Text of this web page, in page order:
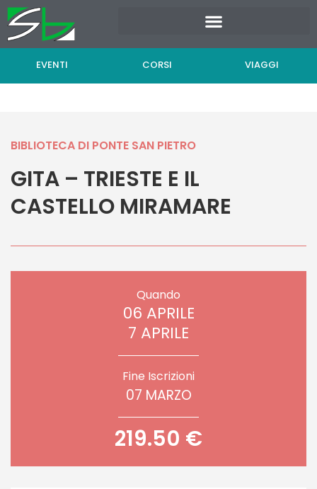
Vai
al
contenuto
EVENTI CORSI VIAGGI
BIBLIOTECA DI PONTE SAN PIETRO
GITA – TRIESTE E IL
CASTELLO MIRAMARE
Quando
06 APRILE
7 APRILE
Fine Iscrizioni
07 MARZO
219.50 €